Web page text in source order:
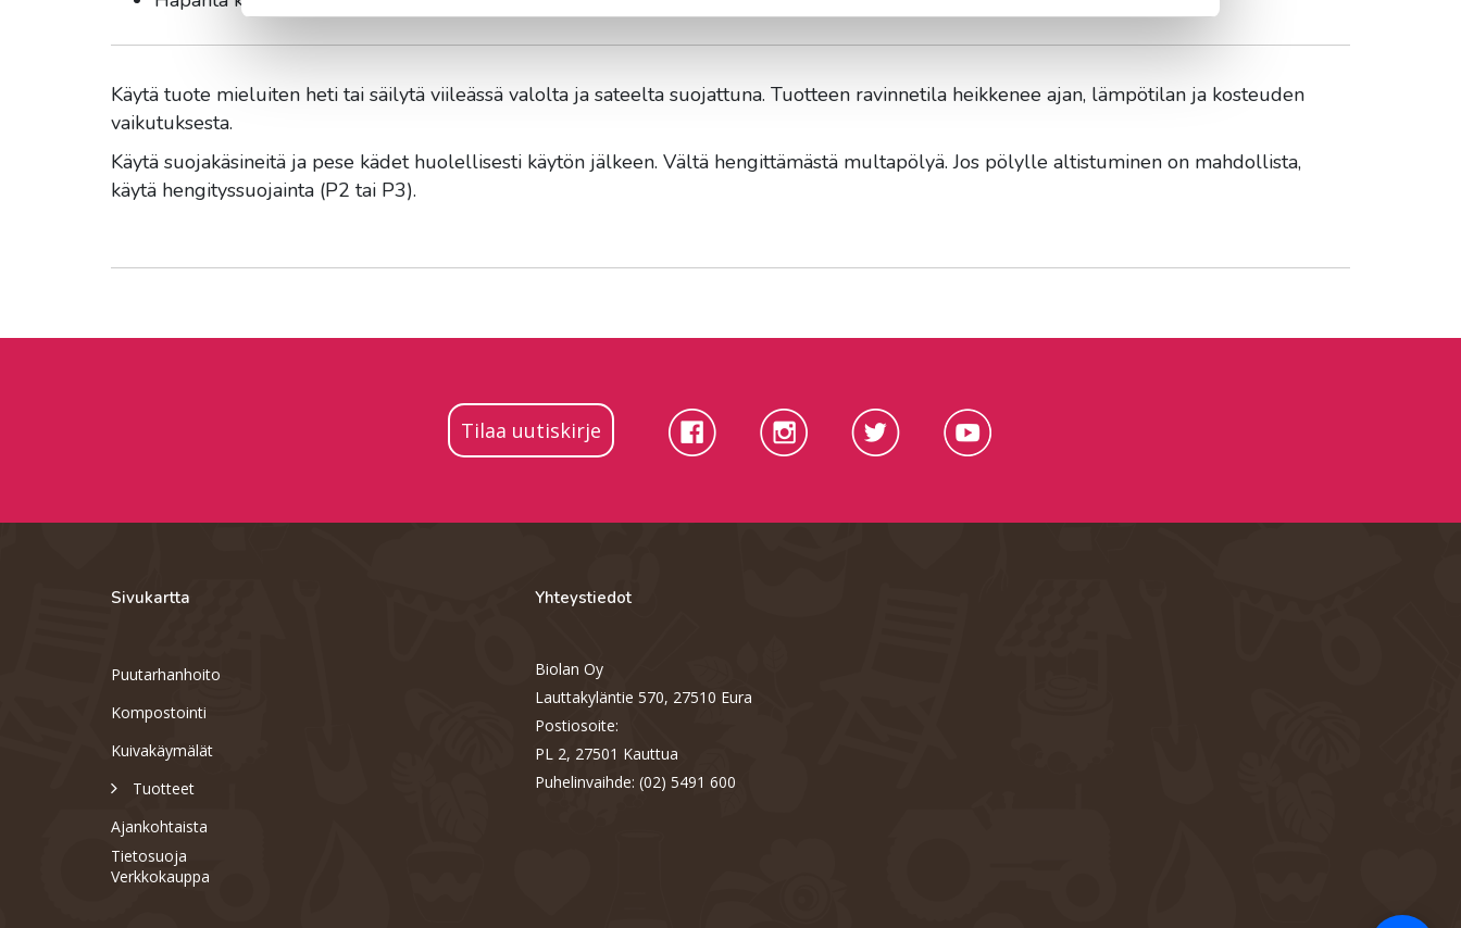
Käytä tuote mieluiten heti tai säilytä viileässä valolta ja sateelta suojattuna. Tuotteen ravinnetila heikkenee ajan, lämpötilan ja kosteuden
vaikutuksesta.
Käytä suojakäsineitä ja pese kädet huolellisesti käytön jälkeen. Vältä hengittämästä multapölyä. Jos pölylle altistuminen on mahdollista,
käytä hengityssuojainta (P2 tai P3).
Tilaa uutiskirje
Sivukartta
Puutarhanhoito
Kompostointi
Kuivakäymälät
Tuotteet
Ajankohtaista
Tietosuoja
Verkkokauppa
Yhteystiedot
Biolan Oy
Lauttakyläntie 570, 27510 Eura
Postiosoite:
PL 2, 27501 Kauttua
Puhelinvaihde: (02) 5491 600